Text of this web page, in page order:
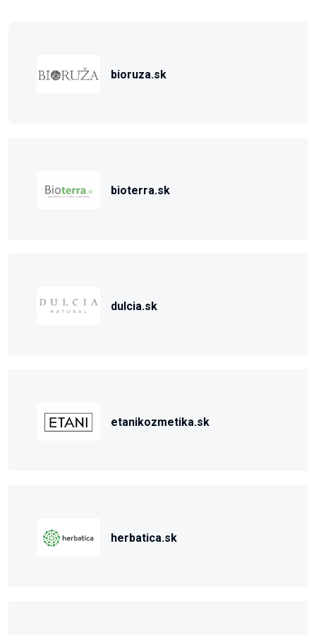
bioruza.sk
bioterra.sk
dulcia.sk
etanikozmetika.sk
herbatica.sk